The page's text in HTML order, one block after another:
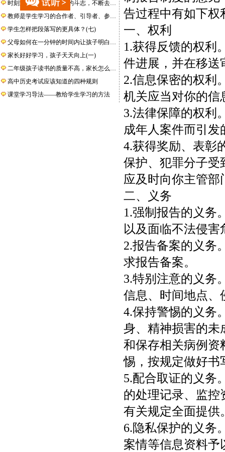
时刻激励我们保持旺盛的斗志，不断去…
教师是学生学习的合作者、引导者、参…
学生怎样把段落写的更具体？(七)
父母如何在一分钟的时间内让孩子明白…
家长好好学习，孩子天天向上(一)
二年级孩子读书的质量不高，家长怎么…
高中历史考试应该知道的四种规则
课堂学习导法——教给学生学习的方法
告过程中有如下权
一、权利
1.获得反馈的权利
件进展，并在移送
2.信息保密的权利
机关应当对你的信
3.法律保障的权利
成年人案件而引
4.获得奖励、表彰
保护、犯罪分子受
应及时向你主管
二、义务
1.强制报告的义务
以及面临不法侵
2.报告备案的义务
求报告备案。
3.特别注意的义务
信息、时间地点、
4.保持警惕的义务
身、精神损害的未
和保存相关病例资
惕，按规定做好书
5.配合取证的义务
的处理记录、监控
有关规定全面提供
6.隐私保护的义务
案情等信息资料予